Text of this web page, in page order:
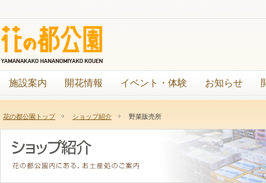
施設案内 開花情報 イベント・体験 お知らせ
花の都公園トップ ショップ紹介 野菜販売所